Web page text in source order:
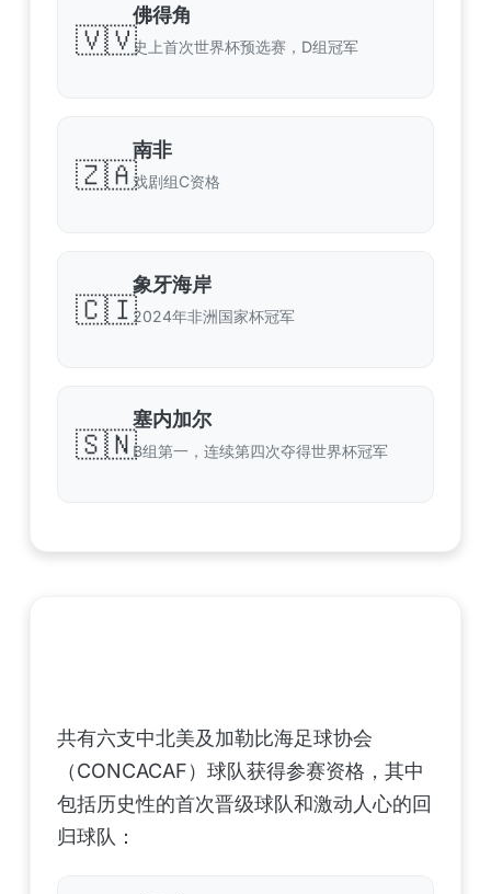
🇻🇻
佛得角
史上首次世界杯预选赛，D组冠军
🇿🇦
南非
戏剧组C资格
🇨🇮
象牙海岸
2024年非洲国家杯冠军
🇸🇳
塞内加尔
B组第一，连续第四次夺得世界杯冠军
共有六支中北美及加勒比海足球协会
（CONCACAF）球队获得参赛资格，其中
包括历史性的首次晋级球队和激动人心的回
归球队：